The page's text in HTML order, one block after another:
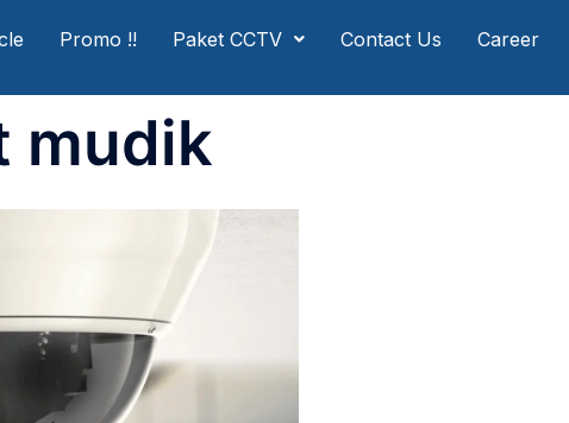
Promo !! Paket CCTV Contact Us Career
mudik